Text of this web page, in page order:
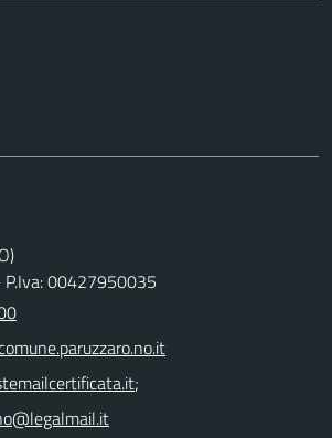
00427950035
;